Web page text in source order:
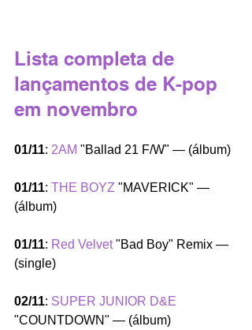
Lista completa de
lançamentos de K-pop
em novembro
01/11: 2AM "Ballad 21 F/W" — (álbum)
01/11: THE BOYZ "MAVERICK" —
(álbum)
01/11: Red Velvet "Bad Boy" Remix —
(single)
02/11: SUPER JUNIOR D&E
"COUNTDOWN" — (álbum)